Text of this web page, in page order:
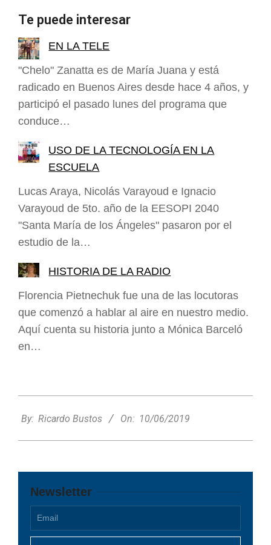
Te puede interesar
EN LA TELE
"Chelo" Zanatta es de María Juana y está
radicado en Buenos Aires desde hace 4 años, y
participó el pasado lunes del programa que
conduce…
USO DE LA TECNOLOGÍA EN LA
ESCUELA
Lucas Araya, Nicolás Varayoud e Ignacio
Varayoud de 5to. año de la EESOPI 2040
"Santa María de los Ángeles" pasaron por el
estudio de la…
HISTORIA DE LA RADIO
Florencia Pietnechuk fue una de las locutoras
que comenzó a hablar al aire en nuestro medio.
Aquí cuenta su historia junto a Mónica Barceló
en…
06-
By: Ricardo Bustos On: 10/06/2019
Newsletter